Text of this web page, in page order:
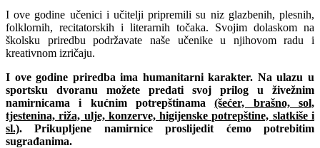
I ove godine učenici i učitelji pripremili su niz glazbenih, plesnih,
folklornih, recitatorskih i literarnih točaka. Svojim dolaskom na
školsku priredbu podržavate naše učenike u njihovom radu i
kreativnom izričaju.
I ove godine priredba ima humanitarni karakter. Na ulazu u
sportsku dvoranu možete predati svoj prilog u živežnim
namirnicama i kućnim potrepštinama(šećer, brašno, sol,
tjestenina, riža, ulje, konzerve, higijenske potrepštine, slatkiše i
sl.). Prikupljene namirnice proslijedit ćemo potrebitim
sugrađanima.